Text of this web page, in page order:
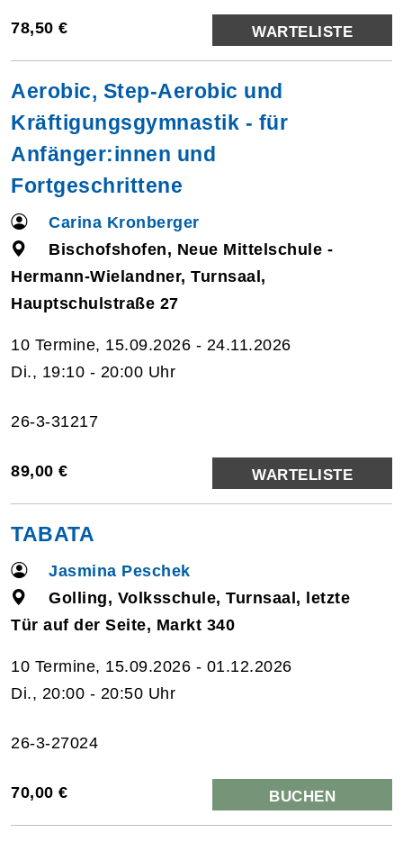
78,50 € WARTELISTE
Aerobic, Step-Aerobic und
Kräftigungsgymnastik - für
Anfänger:innen und
Fortgeschrittene
Carina Kronberger
Bischofshofen, Neue Mittelschule -
Hermann-Wielandner, Turnsaal,
Hauptschulstraße 27
10 Termine, 15.09.2026 - 24.11.2026
Di., 19:10 - 20:00 Uhr
26-3-31217
89,00 € WARTELISTE
TABATA
Jasmina Peschek
Golling, Volksschule, Turnsaal, letzte
Tür auf der Seite, Markt 340
10 Termine, 15.09.2026 - 01.12.2026
Di., 20:00 - 20:50 Uhr
26-3-27024
70,00 € BUCHEN